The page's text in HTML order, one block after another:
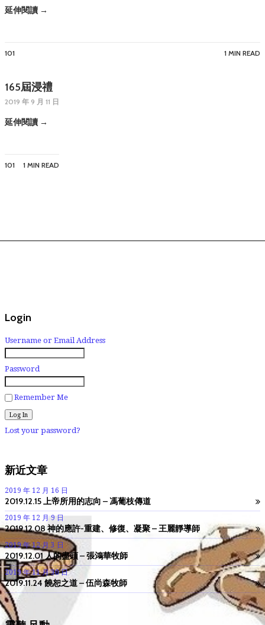
延伸閱讀 →
101 1 MIN READ
165屆浸禮
2019 年 9 月 11 日
延伸閱讀 →
101 1 MIN READ
Login
Username or Email Address
Password
Remember Me
Lost your password?
新近文章
2019 年 12 月 16 日
2019.12.15 上帝所用的志向 – 馮葡枝傳道
2019 年 12 月 9 日
2019.12.08 神的應許-重建、修復、凝聚 – 王麗靜導師
2019 年 12 月 3 日
2019.12.01 人的盡頭 – 張鴻華牧師
2019 年 11 月 30 日
2019.11.24 饒恕之道 – 伍尚森牧師